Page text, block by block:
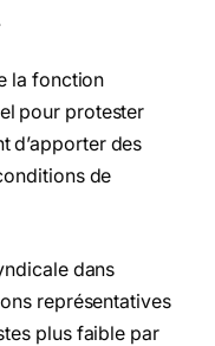
la fonction
pour protester
d’apporter des
de
dans
représentatives
plus faible par